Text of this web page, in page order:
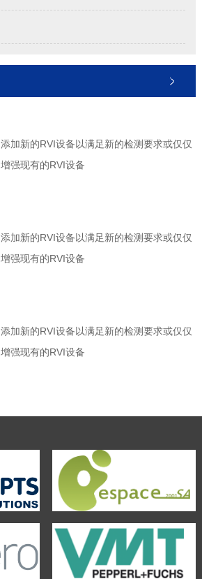
添加新的RVI设备以满足新的检测要求或仅仅
增强现有的RVI设备
添加新的RVI设备以满足新的检测要求或仅仅
增强现有的RVI设备
添加新的RVI设备以满足新的检测要求或仅仅
增强现有的RVI设备